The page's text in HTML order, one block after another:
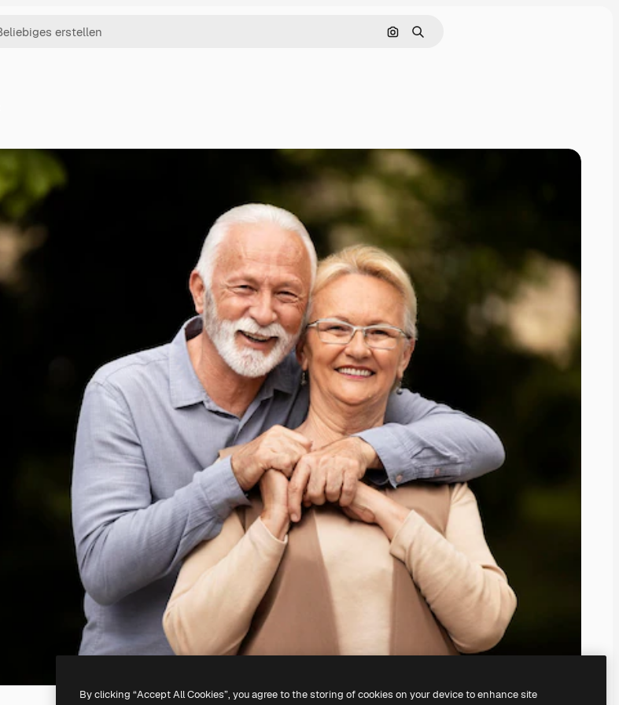
Nach Bild suchen
Suchen
By clicking “Accept All Cookies”, you agree to the storing of cookies on your device to enhance site